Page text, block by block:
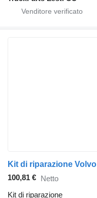
100,81 € Netto
Kit di riparazione